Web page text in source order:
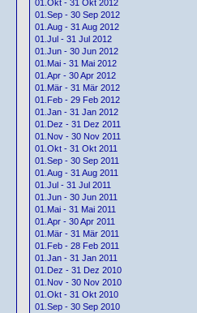
01.Okt - 31 Okt 2012
01.Sep - 30 Sep 2012
01.Aug - 31 Aug 2012
01.Jul - 31 Jul 2012
01.Jun - 30 Jun 2012
01.Mai - 31 Mai 2012
01.Apr - 30 Apr 2012
01.Mär - 31 Mär 2012
01.Feb - 29 Feb 2012
01.Jan - 31 Jan 2012
01.Dez - 31 Dez 2011
01.Nov - 30 Nov 2011
01.Okt - 31 Okt 2011
01.Sep - 30 Sep 2011
01.Aug - 31 Aug 2011
01.Jul - 31 Jul 2011
01.Jun - 30 Jun 2011
01.Mai - 31 Mai 2011
01.Apr - 30 Apr 2011
01.Mär - 31 Mär 2011
01.Feb - 28 Feb 2011
01.Jan - 31 Jan 2011
01.Dez - 31 Dez 2010
01.Nov - 30 Nov 2010
01.Okt - 31 Okt 2010
01.Sep - 30 Sep 2010